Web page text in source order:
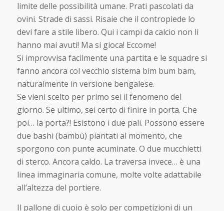
limite delle possibilità umane. Prati pascolati da
ovini. Strade di sassi. Risaie che il contropiede lo
devi fare a stile libero. Qui i campi da calcio non li
hanno mai avuti! Ma si gioca! Eccome!
Si improvvisa facilmente una partita e le squadre si
fanno ancora col vecchio sistema bim bum bam,
naturalmente in versione bengalese.
Se vieni scelto per primo sei il fenomeno del
giorno. Se ultimo, sei certo di finire in porta. Che
poi… la porta?! Esistono i due pali. Possono essere
due bashi (bambù) piantati al momento, che
sporgono con punte acuminate. O due mucchietti
di sterco. Ancora caldo. La traversa invece… è una
linea immaginaria comune, molte volte adattabile
all’altezza del portiere.
Il pallone di cuoio è solo per competizioni di un